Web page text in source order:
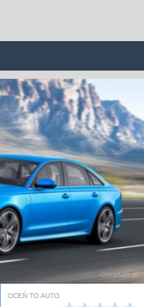
OCEŃ TO AUTO